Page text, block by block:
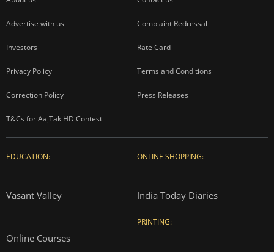
Advertise with us Complaint Redressal
Investors Rate Card
Privacy Policy Terms and Conditions
Correction Policy Press Releases
T&Cs for AajTak HD Contest
EDUCATION:
Vasant Valley
Online Courses
ONLINE SHOPPING:
India Today Diaries
PRINTING: